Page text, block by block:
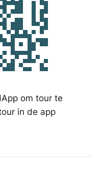
om tour te
in de app